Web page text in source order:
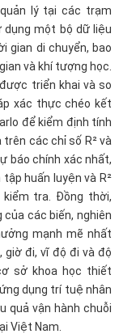
lý tại các trạm
dụng một bộ dữ liệu
gian di chuyển, bao
và khí tượng học.
triển khai và so
xác thực chéo kết
để kiểm định tính
các chỉ số R² và
báo chính xác nhất,
huấn luyện và R²
kiểm tra. Đồng thời,
các biến, nghiên
mạnh mẽ nhất
giờ đi, vĩ độ đi và độ
sở khoa học thiết
dụng trí tuệ nhân
quả vận hành chuỗi
Việt Nam.